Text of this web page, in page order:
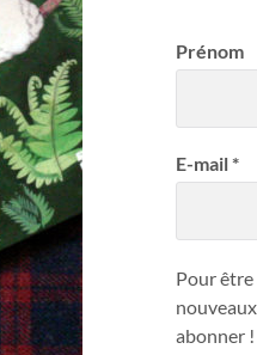
Prénom
E-mail*
Pour
abonner !